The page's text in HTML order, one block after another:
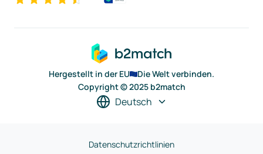
Hergestellt in der EU
Die Welt verbinden.
Copyright © 2025 b2match
Deutsch
Datenschutzrichtlinien